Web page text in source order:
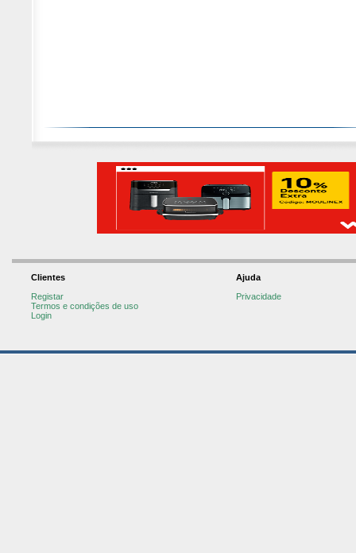
Clientes
Registar
Termos e condições de uso
Login
Ajuda
Privacidade